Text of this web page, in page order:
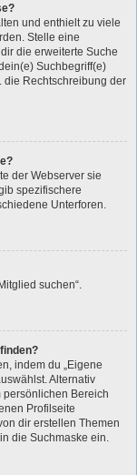
und enthielt zu viele
Stelle eine
die erweiterte Suche
Suchbegriff(e)
die Rechtschreibung der
der Webserver sie
spezifischere
Unterforen.
suchen“.
indem du „Eigene
Alternativ
persönlichen Bereich
Profilseite
dir erstellen Themen
die Suchmaske ein.